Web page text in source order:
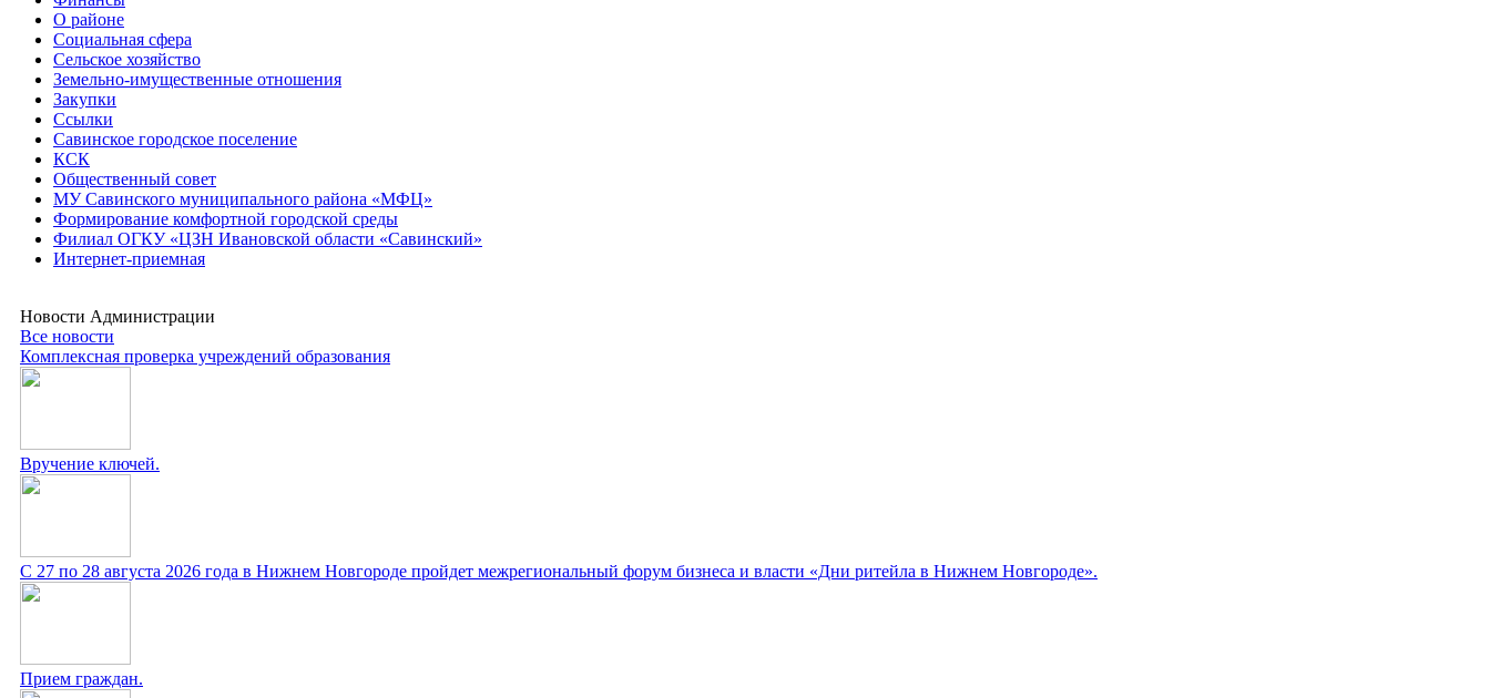
О районе
Социальная сфера
Сельское хозяйство
Земельно-имущественные отношения
Закупки
Ссылки
Савинское городское поселение
КСК
Общественный совет
МУ Савинского муниципального района «МФЦ»
Формирование комфортной городской среды
Филиал ОГКУ «ЦЗН Ивановской области «Савинский»
Интернет-приемная
Новости Администрации
Все новости
Комплексная проверка учреждений образования
Вручение ключей.
С 27 по 28 августа 2026 года в Нижнем Новгороде пройдет межрегиональный форум бизнеса и власти «Дни ритейла в Нижнем Новгороде».
Прием граждан.